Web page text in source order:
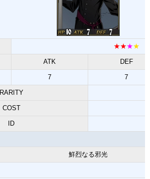
★★★★
ATK DEF
7 7
RARITY
COST
ID
鮮烈なる邪光